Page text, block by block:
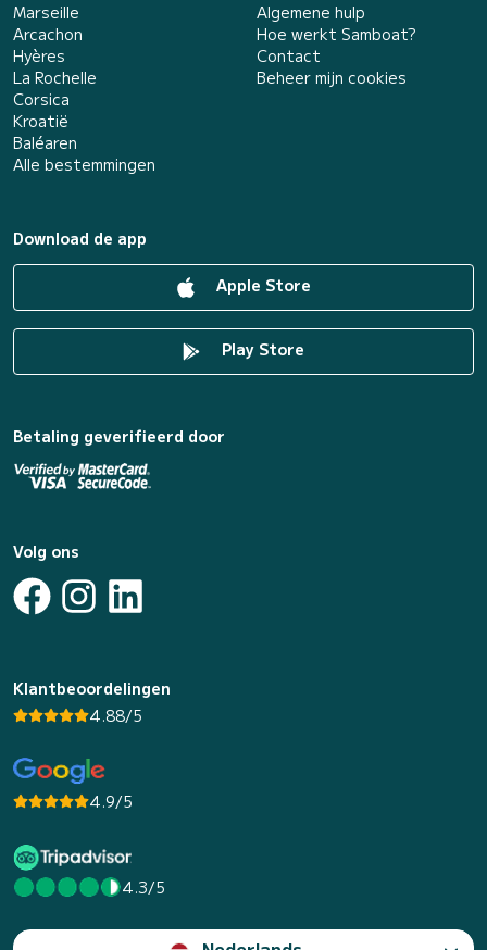
Marseille
Arcachon
Hyères
La Rochelle
Corsica
Kroatië
Baléaren
Alle bestemmingen
Algemene hulp
Hoe werkt Samboat?
Contact
Beheer mijn cookies
Download de app
Apple Store
Play Store
Betaling geverifieerd door
Volg ons
Klantbeoordelingen
4.88/5
4.9/5
4.3/5